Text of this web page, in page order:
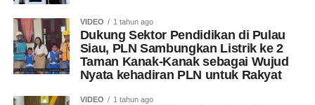
VIDEO 1 tahun ago
Dukung Sektor Pendidikan di Pulau
Siau, PLN Sambungkan Listrik ke 2
Taman Kanak-Kanak sebagai Wujud
Nyata kehadiran PLN untuk Rakyat
VIDEO 1 tahun ago